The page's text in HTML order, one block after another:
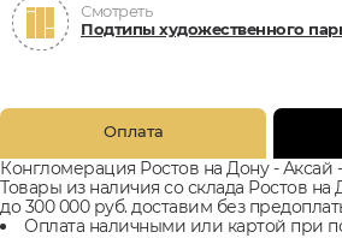
Смотреть
Подтипы художественного
Оплата
Конгломерация Ростов на Дону - Аксай
Товары из наличия со склада Ростов на
до 300 000 руб. доставим без
Оплата наличными или картой при